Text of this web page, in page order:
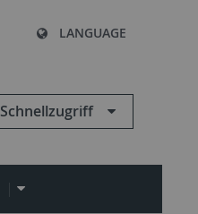
LANGUAGE
Schnellzugriff